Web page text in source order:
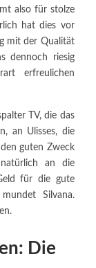
also für stolze
hat dies vor
mit der Qualität
dennoch riesig
erfreulichen
TV, die das
an Ulisses, die
guten Zweck
an die
für die gute
Silvana.
Die